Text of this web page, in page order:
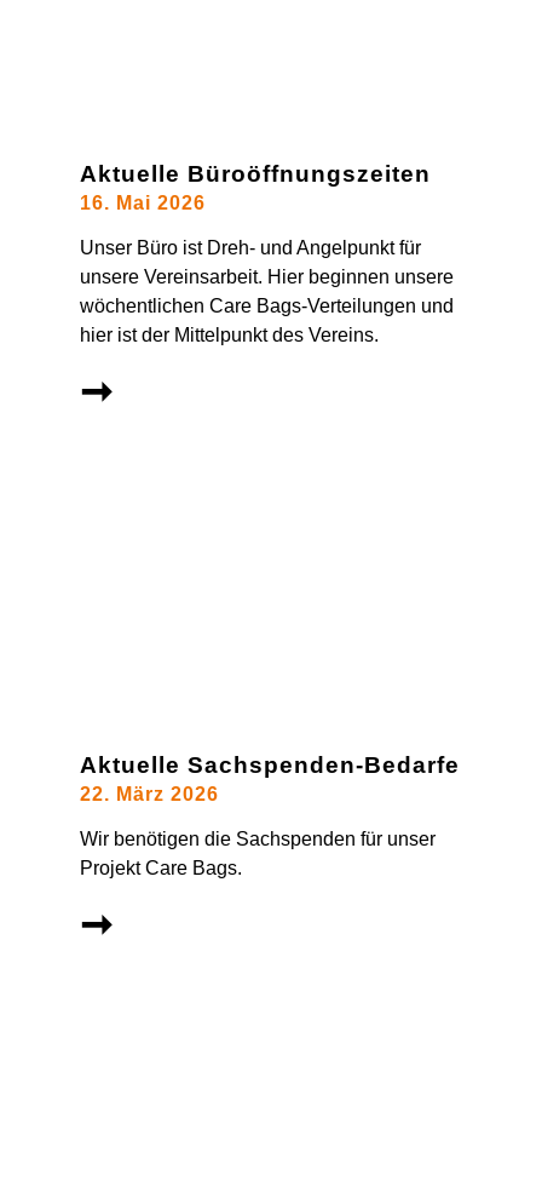
Aktuelle Büroöffnungszeiten
16. Mai 2026
Unser Büro ist Dreh- und Angelpunkt für
unsere Vereinsarbeit. Hier beginnen unsere
wöchentlichen Care Bags-Verteilungen und
hier ist der Mittelpunkt des Vereins.
➞
Aktuelle Sachspenden-Bedarfe
22. März 2026
Wir benötigen die Sachspenden für unser
Projekt Care Bags.
➞